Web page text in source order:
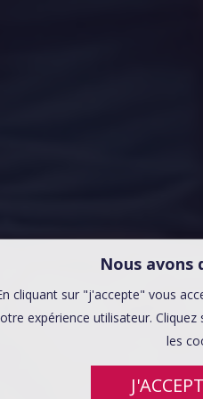
Nous avons
cliquant sur "j'accepte" vous
expérience utilisateur.
les